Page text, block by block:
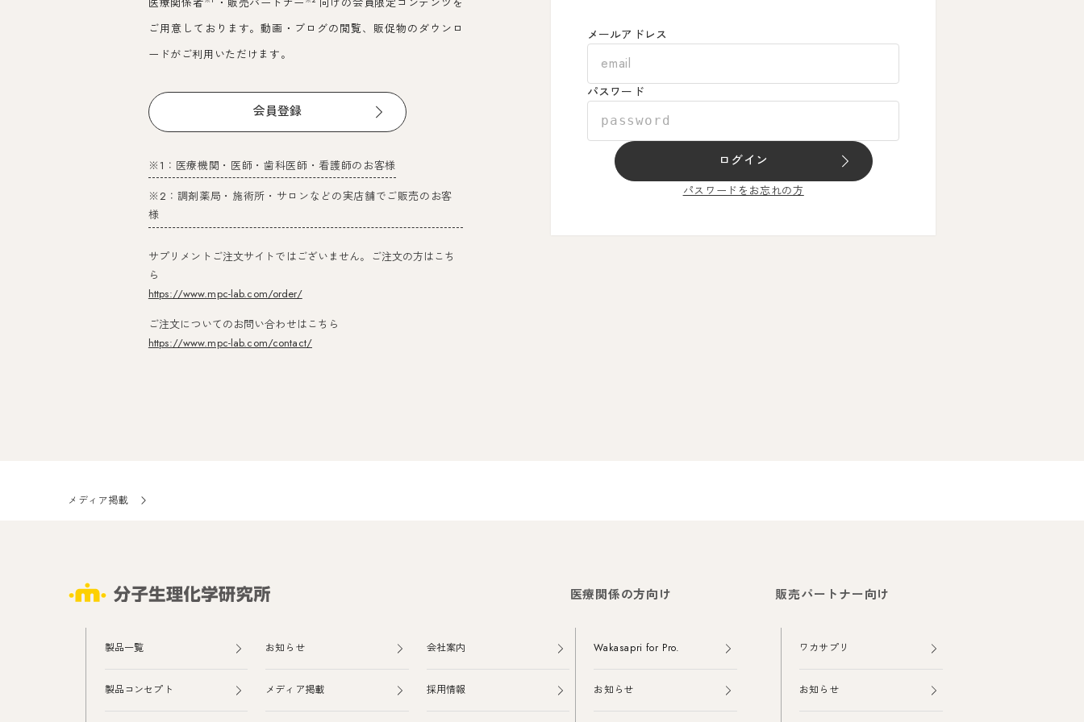
ご用意しております。動画・ブログの閲覧、販促物のダウンロ
ードがご利用いただけます。
会員登録
※1：医療機関・医師・歯科医師・看護師のお客様
※2：調剤薬局・施術所・サロンなどの実店舗でご販売のお客
様
サプリメントご注文サイトではございません。ご注文の方はこち
ら
https://www.mpc-lab.com/order/
ご注文についてのお問い合わせはこちら
https://www.mpc-lab.com/contact/
メールアドレス
パスワード
ログイン
パスワードをお忘れの方
メディア掲載
製品一覧
製品コンセプト
お知らせ
メディア掲載
会社案内
採用情報
医療関係の方向け
Wakasapri for Pro.
お知らせ
販売パートナー向け
ワカサプリ
お知らせ